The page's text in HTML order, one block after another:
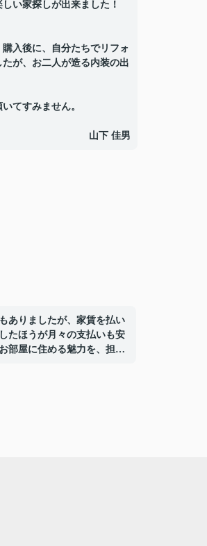
い家探しが出来ました！
入後に、自分たちでリフォ
が、お二人が造る内装の出
てすみません。
山下 佳男
ありましたが、家賃を払い
たほうが月々の支払いも安
部屋に住める魅力を、担当